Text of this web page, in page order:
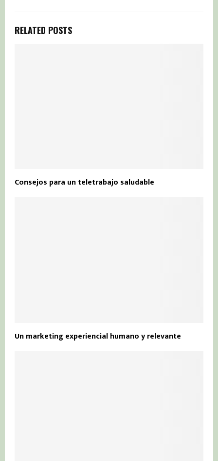
RELATED POSTS
Consejos para un teletrabajo saludable
Un marketing experiencial humano y relevante